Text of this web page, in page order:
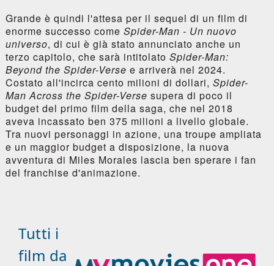
Grande è quindi l'attesa per il sequel di un film di
enorme successo come Spider-Man - Un nuovo
universo, di cui è già stato annunciato anche un
terzo capitolo, che sarà intitolato Spider-Man:
Beyond the Spider-Verse e arriverà nel 2024.
Costato all'incirca cento milioni di dollari, Spider-
Man Across the Spider-Verse supera di poco il
budget del primo film della saga, che nel 2018
aveva incassato ben 375 milioni a livello globale.
Tra nuovi personaggi in azione, una troupe ampliata
e un maggior budget a disposizione, la nuova
avventura di Miles Morales lascia ben sperare i fan
del franchise d'animazione.
Tutti i
film da